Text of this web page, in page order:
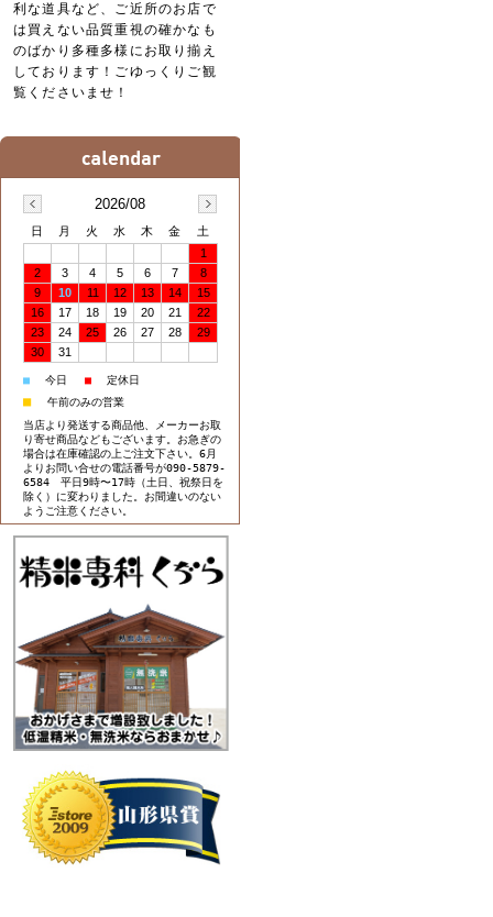
利な道具など、ご近所のお店で
は買えない品質重視の確かなも
のばかり多種多様にお取り揃え
しております！ごゆっくりご観
覧くださいませ！
2026/08
日 月 火 水 木 金
土
1
2
3 4 5 6 7
8
9
10 11 12 13 14
15
16
17 18 19 20 21
22
23
24 25 26 27 28
29
30
31
■ 今日 ■ 定休日
■
午前のみの営業
当店より発送する商品他、メーカーお取
り寄せ商品などもございます。お急ぎの
場合は在庫確認の上ご注文下さい。6月
よりお問い合せの電話番号が090-5879-
6584 平日9時〜17時（土日、祝祭日を
除く）に変わりました。お間違いのない
ようご注意ください。